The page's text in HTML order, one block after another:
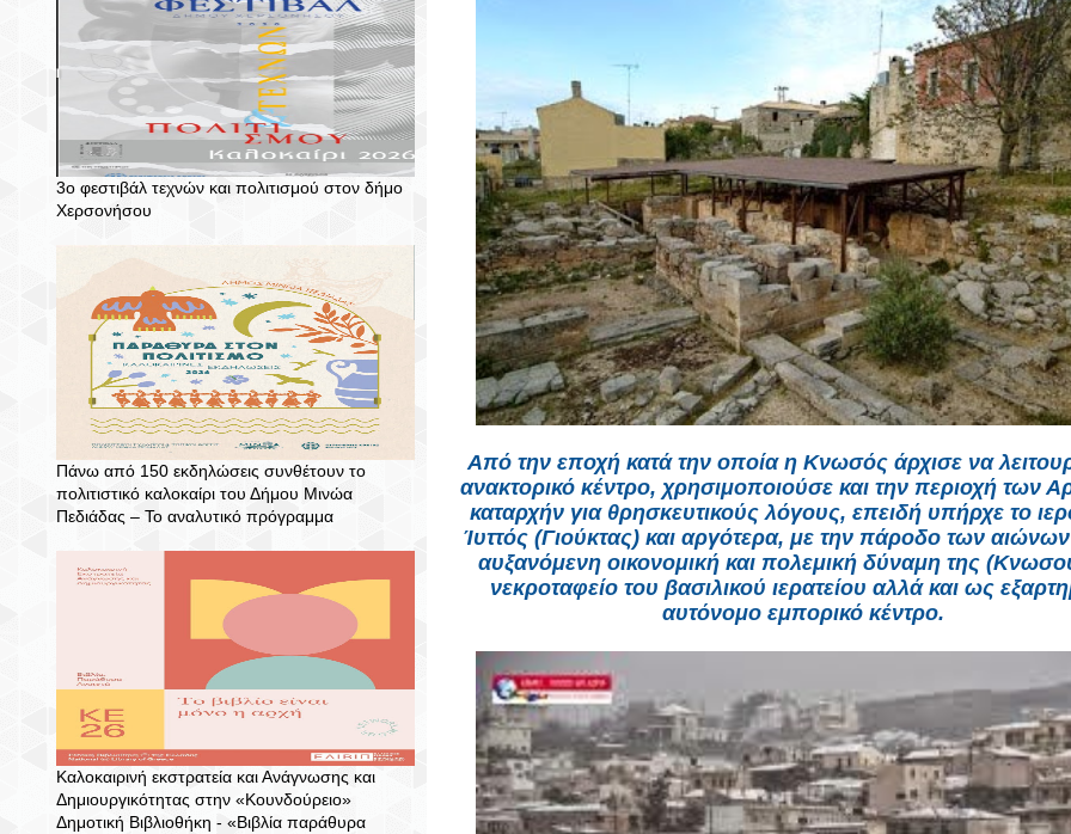
3ο φεστιβάλ τεχνών και πολιτισμού στον δήμο
Χερσονήσου
Πάνω από 150 εκδηλώσεις συνθέτουν το
πολιτιστικό καλοκαίρι του Δήμου Μινώα
Πεδιάδας – To αναλυτικό πρόγραμμα
Καλοκαιρινή εκστρατεία και Ανάγνωσης και
Δημιουργικότητας στην «Κουνδούρειο»
Δημοτική Βιβλιοθήκη - «Βιβλία παράθυρα
Από την εποχή κατά την οποία η Κνωσός άρχισε να
ανακτορικό κέντρο, χρησιμοποιούσε και την περιοχή των
καταρχήν για θρησκευτικούς λόγους, επειδή υπήρχε το
Ίυττός (Γιούκτας) και αργότερα, με την πάροδο των αιώνων
αυξανόμενη οικονομική και πολεμική δύναμη της
νεκροταφείο του βασιλικού ιερατείου αλλά και ως
αυτόνομο εμπορικό κέντρο.